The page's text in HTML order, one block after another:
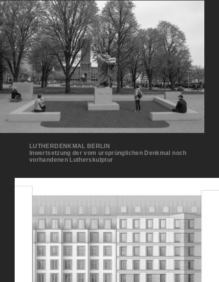
LUTHERDENKMAL BERLIN
Inwertsetzung der vom ursprünglichen Denkmal noch
vorhandenen Lutherskulptur